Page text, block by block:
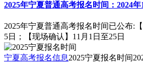
2025年宁夏普通高考报名时间：2024
2025年宁夏普通高考报名时间已公布:
5日；【现场确认】11月1日至25日
宁夏高考报名信息2025宁夏报名时间